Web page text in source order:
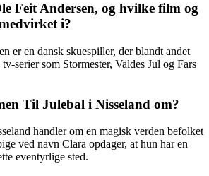
Feit Andersen, og hvilke film og
i?
er en dansk skuespiller, der blandt andet
serier som Stormester, Valdes Jul og Fars
Til Julebal i Nisseland om?
handler om en magisk verden befolket
ved navn Clara opdager, at hun har en
eventyrlige sted.